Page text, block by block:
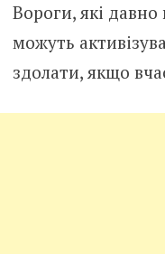
Вороги, які
можуть
здолати, якщо